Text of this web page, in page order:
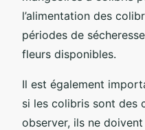
l’alimentation des
périodes de
fleurs disponibles.
Il est également
si les colibris sont des
observer, ils ne